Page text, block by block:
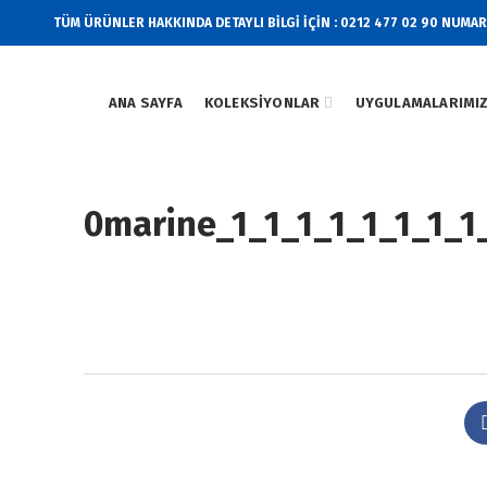
TÜM ÜRÜNLER HAKKINDA DETAYLI BİLGİ İÇİN : 0212 477 02 90
ANA SAYFA KOLEKSIYONLAR UYGULAMALARIMIZ